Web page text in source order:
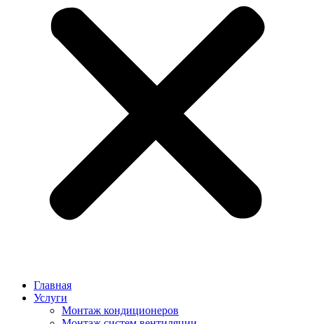
Главная
Услуги
Монтаж кондиционеров